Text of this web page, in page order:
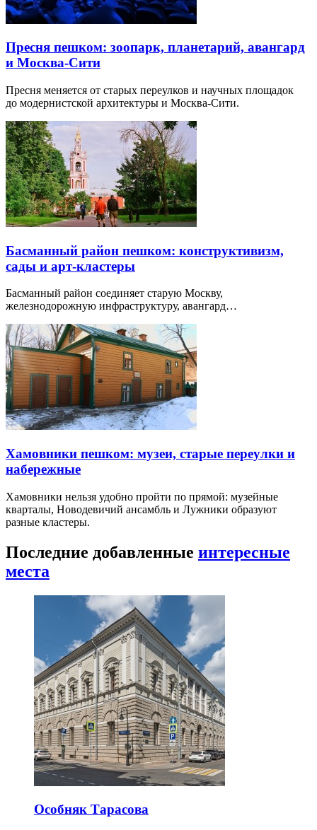
Пресня пешком: зоопарк, планетарий, авангард
и Москва-Сити
Пресня меняется от старых переулков и научных площадок
до модернистской архитектуры и Москва-Сити.
Басманный район пешком: конструктивизм,
сады и арт-кластеры
Басманный район соединяет старую Москву,
железнодорожную инфраструктуру, авангард…
Хамовники пешком: музеи, старые переулки и
набережные
Хамовники нельзя удобно пройти по прямой: музейные
кварталы, Новодевичий ансамбль и Лужники образуют
разные кластеры.
Последние добавленные интересные
места
Особняк Тарасова